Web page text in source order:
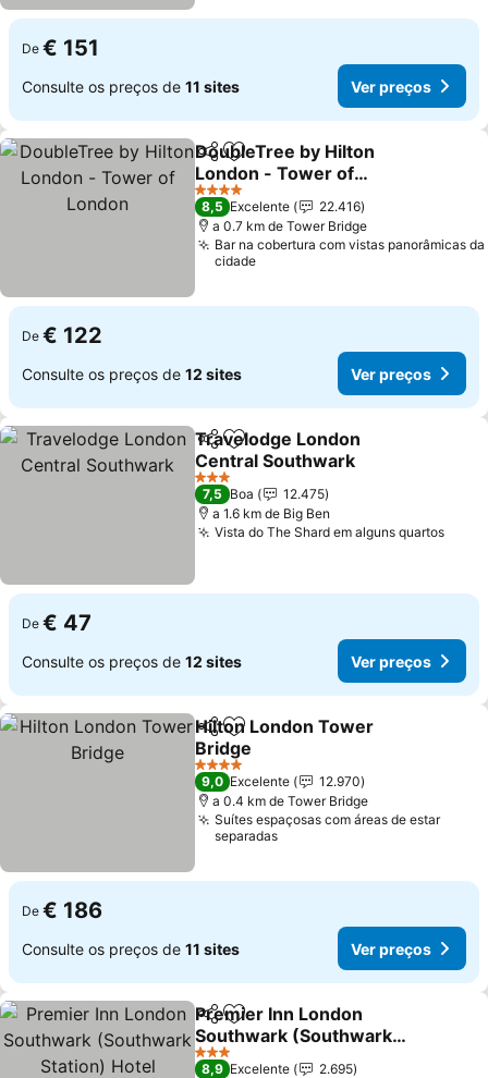
De € 151
Consulte os preços de 11 sites Ver preços
PartilharAdicionar aos favoritos
DoubleTree by Hilton
London - Tower of
London
Ver preços
4 Estrelas
8,5 Excelente
22.416
a 0.7 km de Tower Bridge
Bar na cobertura com vistas panorâmicas da
cidade
De € 122
Consulte os preços de 12 sites Ver preços
PartilharAdicionar aos favoritos
Travelodge London
Central Southwark
Ver preços
3 Estrelas
7,5 Boa
12.475
a 1.6 km de Big Ben
Vista do The Shard em alguns quartosVer
De € 47
Consulte os preços de 12 sites Ver preços
PartilharAdicionar aos favoritos
Hilton London Tower
Bridge
Ver preços
4 Estrelas
9,0 Excelente
12.970
a 0.4 km de Tower Bridge
Suítes espaçosas com áreas de estar
separadas
De € 186
Consulte os preços de 11 sites Ver preços
PartilharAdicionar aos favoritos
Premier Inn London
Southwark (Southwark
Station) Hotel
Ver preços
3 Estrelas
8,9 Excelente
2.695